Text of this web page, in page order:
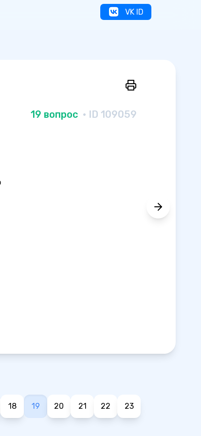
VK ID
19 вопрос · ID 109059
18 19 20 21 22 23